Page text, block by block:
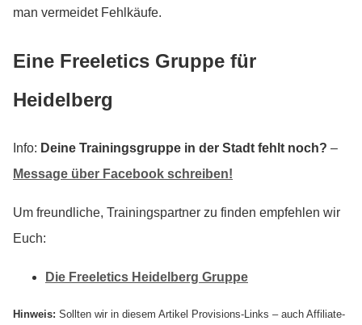
man vermeidet Fehlkäufe.
Eine Freeletics Gruppe für
Heidelberg
Info: Deine Trainingsgruppe in der Stadt fehlt noch? –
Message über Facebook schreiben!
Um freundliche, Trainingspartner zu finden empfehlen wir
Euch:
Die Freeletics Heidelberg Gruppe
Hinweis: Sollten wir in diesem Artikel Provisions-Links – auch Affiliate-